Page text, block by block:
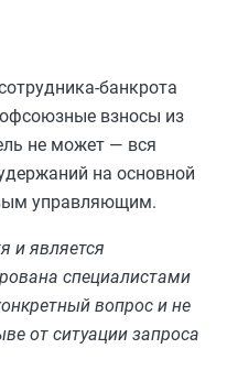
банкрота
взносы из
не может — вся
на основной
управляющим.
и является
специалистами
вопрос и не
от ситуации запроса